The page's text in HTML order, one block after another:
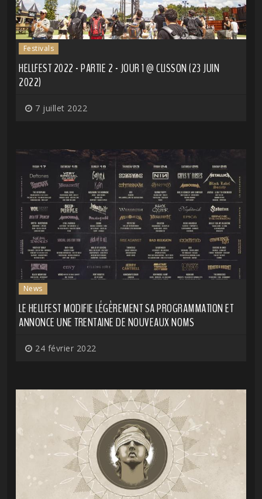
Festivals
HELLFEST 2022 - PARTIE 2 - JOUR 1 @ CLISSON (23 JUIN
2022)
7 juillet 2022
News
LE HELLFEST MODIFIE LÉGÈREMENT SA PROGRAMMATION ET
ANNONCE UNE TRENTAINE DE NOUVEAUX NOMS
24 février 2022